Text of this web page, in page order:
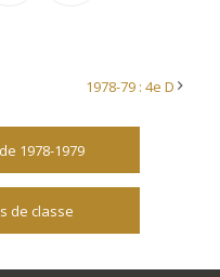
1978-79 : 4e D
1978-1979
de classe